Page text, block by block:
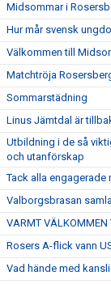
Midsommar i
Hur mår svensk
Välkommen till
Matchtröja
Sommarstädning
Linus Jämtdal är
Utbildning i de så
och utanförskap
Tack alla engagerade
Valborgsbrasan
VARMT VÄLKOMMEN
Rosers A-flick vann
Vad hände med